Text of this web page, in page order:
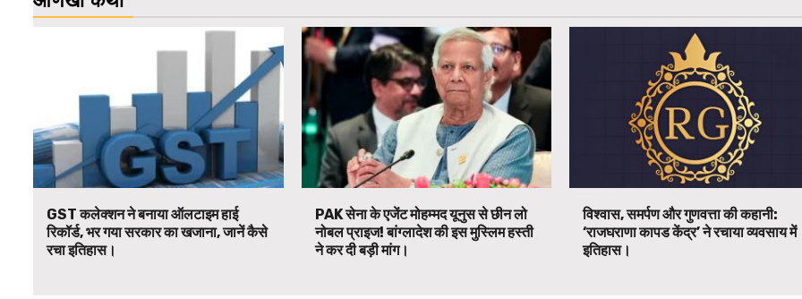
GST कलेक्शन ने बनाया ऑलटाइम हाई
रिकॉर्ड, भर गया सरकार का खजाना, जानें कैसे
रचा इतिहास।
PAK सेना के एजेंट मोहम्मद यूनुस से छीन लो
नोबल प्राइज! बांग्लादेश की इस मुस्लिम हस्ती
ने कर दी बड़ी मांग।
विश्वास, समर्पण और गुणवत्ता की कहानी:
‘राजघराणा कापड केंद्र’ ने रचाया व्यवसाय में
इतिहास।